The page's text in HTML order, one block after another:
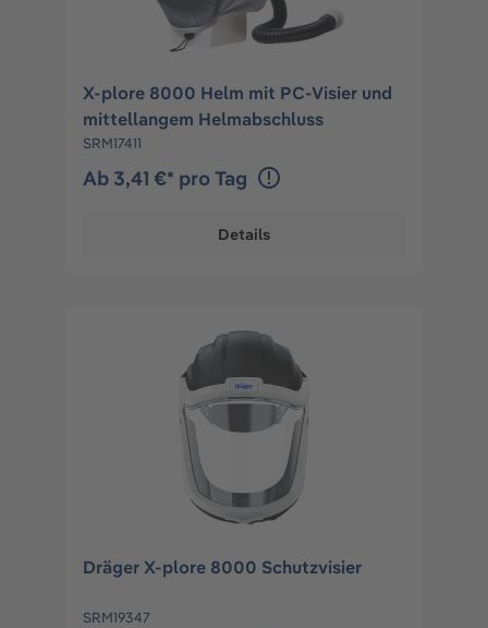
X-plore 8000 Helm mit PC-Visier und
mittellangem Helmabschluss
SRM17411
Ab 3,41 €* pro Tag
Details
Dräger X-plore 8000 Schutzvisier
SRM19347